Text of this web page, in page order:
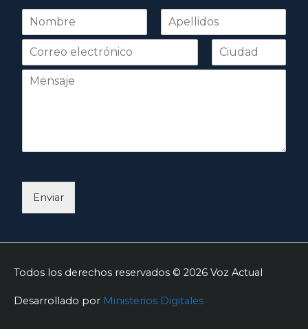
N
m
r
Nombre Apellidos
Enviar
Todos los derechos reservados © 2026 Voz Actual
Desarrollado por Ministerios Digitales